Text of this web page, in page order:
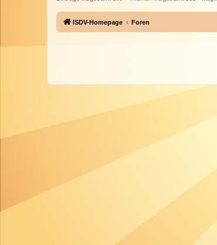
ISDV-Homepage Foren